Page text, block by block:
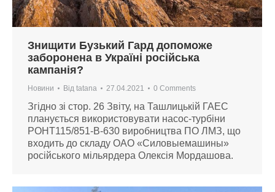
Знищити Бузький Гард допоможе
заборонена в Україні російська
кампанія?
Новини Від tatana 27.04.2021 0 Comments
Згідно зі стор. 26 Звіту, на Ташлицькій ГАЕС
планується використовувати насос-турбіни
РОНТ115/851-В-630 виробництва ПО ЛМЗ, що
входить до складу ОАО «Силовыемашины»
російського мільярдера Олексія Мордашова.